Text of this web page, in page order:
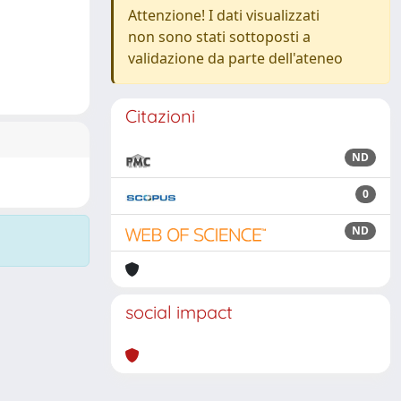
Attenzione! I dati visualizzati
non sono stati sottoposti a
validazione da parte dell'ateneo
Citazioni
ND
0
ND
social impact